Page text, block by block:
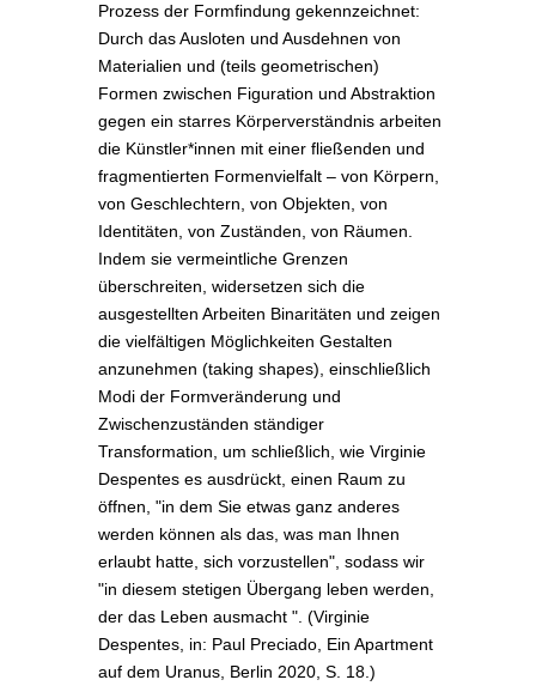
Prozess der Formfindung gekennzeichnet:
Durch das Ausloten und Ausdehnen von
Materialien und (teils geometrischen)
Formen zwischen Figuration und Abstraktion
gegen ein starres Körperverständnis arbeiten
die Künstler*innen mit einer fließenden und
fragmentierten Formenvielfalt – von Körpern,
von Geschlechtern, von Objekten, von
Identitäten, von Zuständen, von Räumen.
Indem sie vermeintliche Grenzen
überschreiten, widersetzen sich die
ausgestellten Arbeiten Binaritäten und zeigen
die vielfältigen Möglichkeiten Gestalten
anzunehmen (taking shapes), einschließlich
Modi der Formveränderung und
Zwischenzuständen ständiger
Transformation, um schließlich, wie Virginie
Despentes es ausdrückt, einen Raum zu
öffnen, "in dem Sie etwas ganz anderes
werden können als das, was man Ihnen
erlaubt hatte, sich vorzustellen", sodass wir
"in diesem stetigen Übergang leben werden,
der das Leben ausmacht ". (Virginie
Despentes, in: Paul Preciado, Ein Apartment
auf dem Uranus, Berlin 2020, S. 18.)